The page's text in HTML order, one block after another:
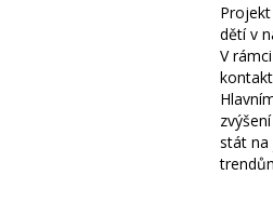
dětí v
V
stát na